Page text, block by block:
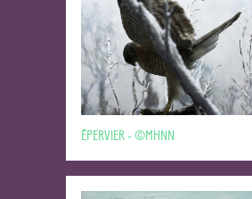
ÉPERVIER - ©MHNN